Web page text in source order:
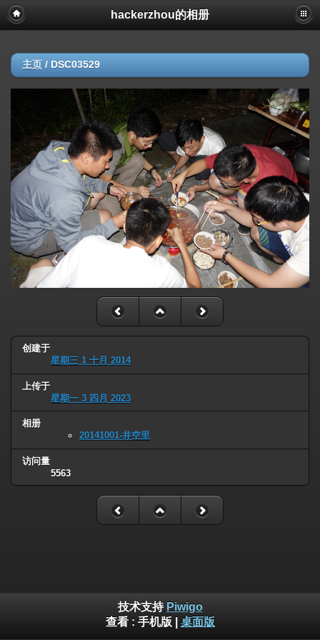
hackerzhou的相册
主页 / DSC03529
创建于
星期三 1 十月 2014
上传于
星期一 3 四月 2023
相册
20141001-井空里
访问量
5563
技术支持 Piwigo
查看 : 手机版 桌面版